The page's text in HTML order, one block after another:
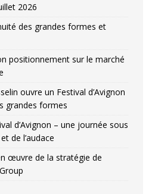
2026
des grandes formes et
positionnement sur le marché
ouvre un Festival d’Avignon
grandes formes
d’Avignon – une journée sous
de l’audace
œuvre de la stratégie de